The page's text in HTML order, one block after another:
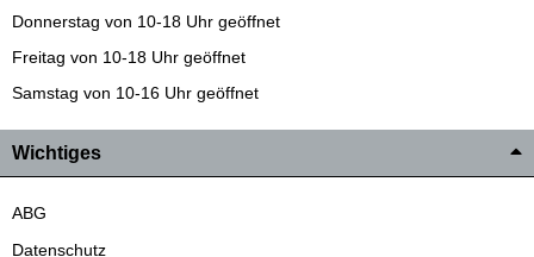
Donnerstag von 10-18 Uhr geöffnet
Freitag von 10-18 Uhr geöffnet
Samstag von 10-16 Uhr geöffnet
Wichtiges
ABG
Datenschutz